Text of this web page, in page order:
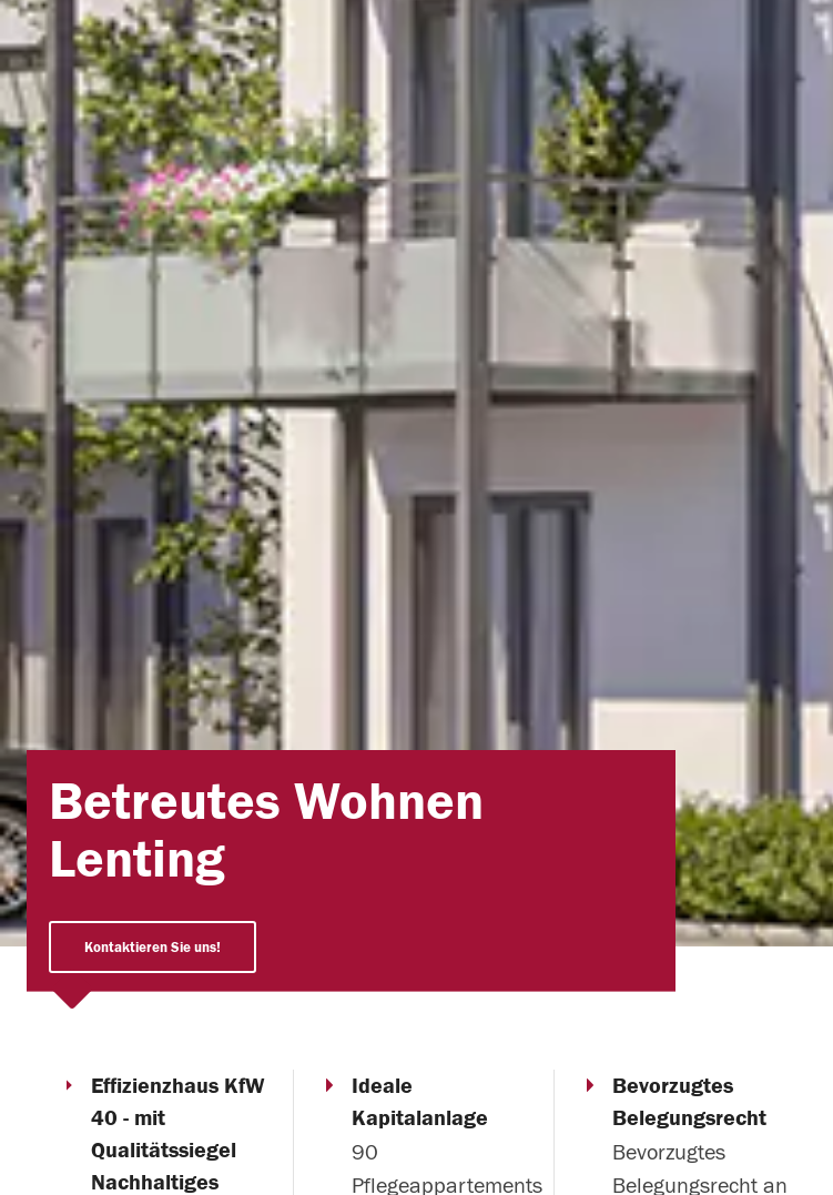
Betreutes Wohnen
Lenting
Kontaktieren Sie uns!
Effizienzhaus KfW
40 - mit
Qualitätssiegel
Nachhaltiges
Ideale
Kapitalanlage
90
Pflegeappartements,
Bevorzugtes
Belegungsrecht
Bevorzugtes
Belegungsrecht an